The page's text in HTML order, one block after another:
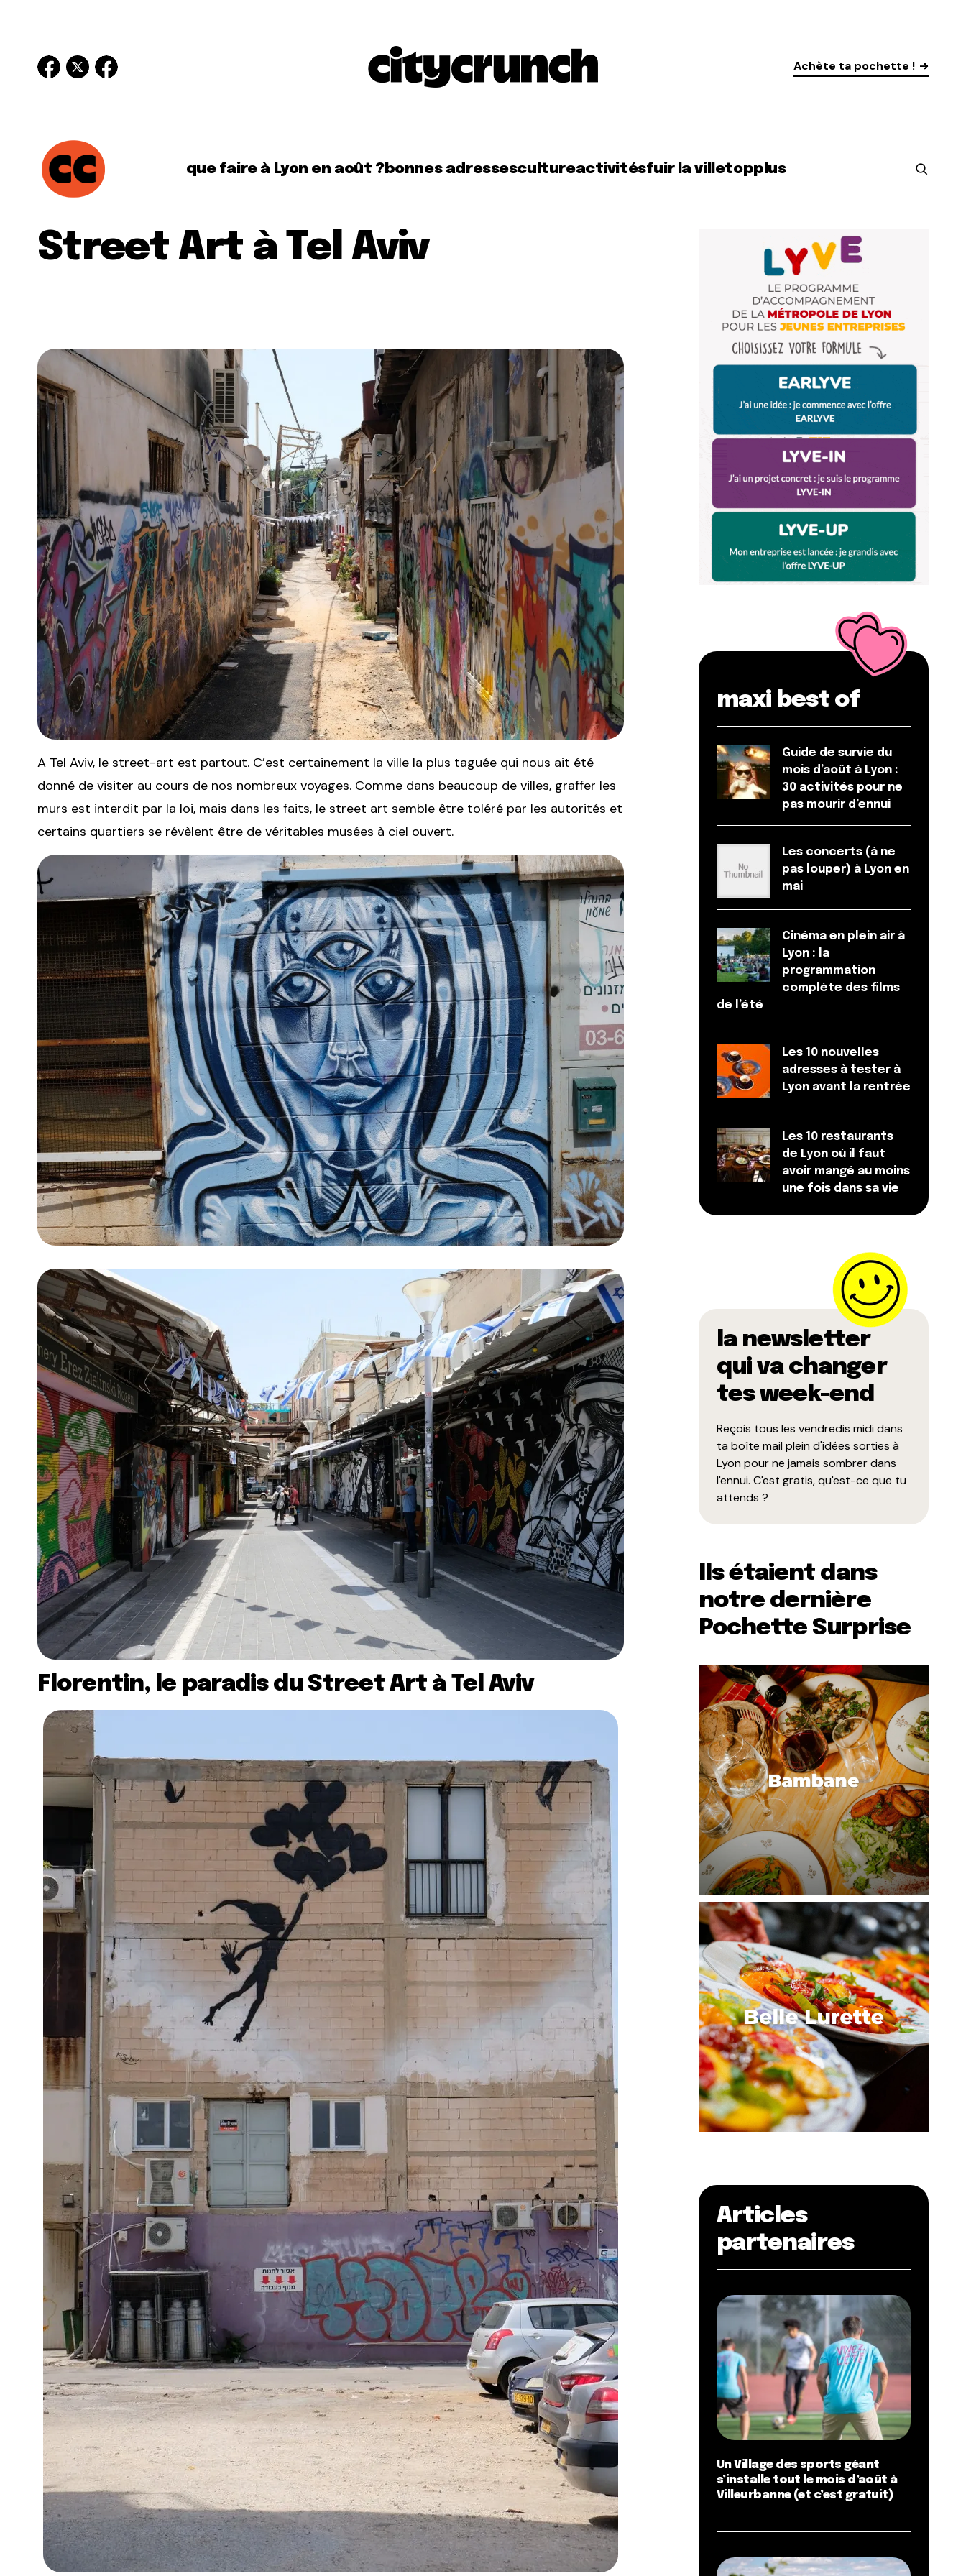
Achète ta pochette !
que faire à Lyon en août ?bonnes adressescultureactivitésfuir la villetopplus
Street Art à Tel Aviv
A Tel Aviv, le street-art est partout. C’est certainement la ville la plus taguée qui nous ait été
donné de visiter au cours de nos nombreux voyages. Comme dans beaucoup de villes, graffer les
murs est interdit par la loi, mais dans les faits, le street art semble être toléré par les autorités et
certains quartiers se révèlent être de véritables musées à ciel ouvert.
Florentin, le paradis du Street Art à Tel Aviv
maxi best of
Guide de survie du
mois d’août à Lyon :
30 activités pour ne
pas mourir d’ennui
Les concerts (à ne
pas louper) à Lyon en
mai
Cinéma en plein air à
Lyon : la
programmation
complète des films
de l’été
Les 10 nouvelles
adresses à tester à
Lyon avant la rentrée
Les 10 restaurants
de Lyon où il faut
avoir mangé au moins
une fois dans sa vie
la newsletter
qui va changer
tes week-end
Reçois tous les vendredis midi dans
ta boîte mail plein d'idées sorties à
Lyon pour ne jamais sombrer dans
l'ennui. C'est gratis, qu'est-ce que tu
attends ?
Ils étaient dans
notre dernière
Pochette Surprise
Articles
partenaires
Un Village des sports géant
s’installe tout le mois d’août à
Villeurbanne (et c’est gratuit)